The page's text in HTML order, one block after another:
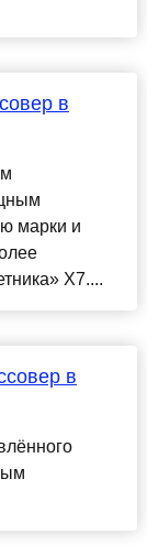
в
марки и
X7....
в